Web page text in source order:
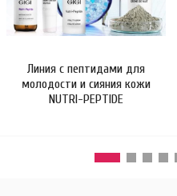
Линия с пептидами для
молодости и сияния кожи
NUTRI-PEPTIDE